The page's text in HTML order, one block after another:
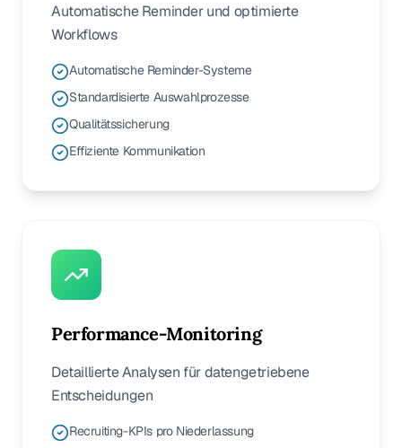
Automatische Reminder und optimierte
Workflows
Automatische Reminder-Systeme
Standardisierte Auswahlprozesse
Qualitätssicherung
Effiziente Kommunikation
Performance-Monitoring
Detaillierte Analysen für datengetriebene
Entscheidungen
Recruiting-KPIs pro Niederlassung